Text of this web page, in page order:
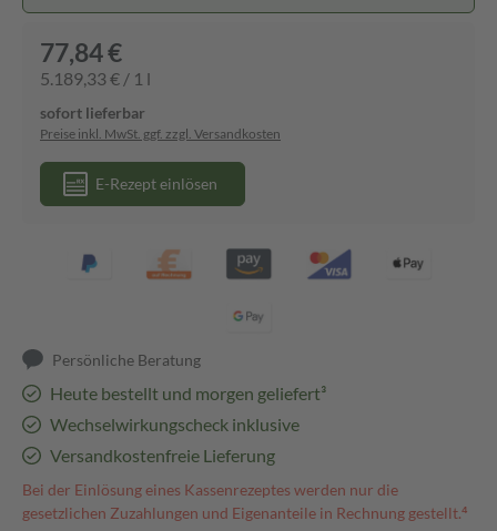
77,84 €
5.189,33 € / 1 l
sofort lieferbar
Preise inkl. MwSt. ggf. zzgl. Versandkosten
E-Rezept einlösen
Persönliche Beratung
Heute bestellt und morgen geliefert³
Wechselwirkungscheck inklusive
Versandkostenfreie Lieferung
Bei der Einlösung eines Kassenrezeptes werden nur die
gesetzlichen Zuzahlungen und Eigenanteile in Rechnung gestellt.⁴